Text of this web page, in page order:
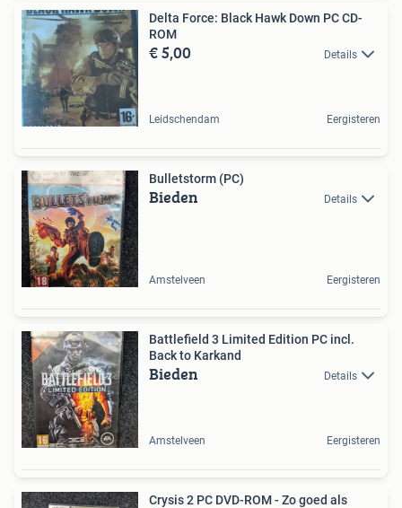
Delta Force: Black Hawk Down PC CD-
ROM
€ 5,00 Details
Leidschendam Eergisteren
Bulletstorm (PC)
Bieden Details
Amstelveen Eergisteren
Battlefield 3 Limited Edition PC incl.
Back to Karkand
Bieden Details
Amstelveen Eergisteren
Crysis 2 PC DVD-ROM - Zo goed als